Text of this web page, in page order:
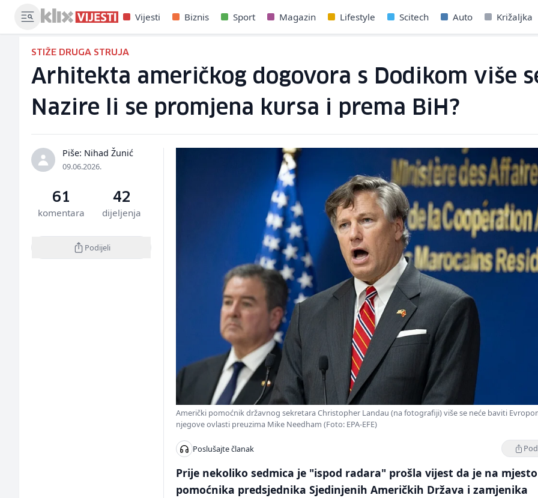
Vijesti Biznis Sport Magazin Lifestyle Scitech Auto Križaljka
STIŽE DRUGA STRUJA
Arhitekta američkog dogovora s Dodikom više
Nazire li se promjena kursa i prema BiH?
Piše: Nihad Žunić
09.06.2026.
61
komentara
42
dijeljenja
Podijeli
Američki pomoćnik državnog sekretara Christopher Landau (na fotografiji) više se neće baviti
njegove ovlasti preuzima Mike Needham (Foto: EPA-EFE)
Poslušajte članak
Prije nekoliko sedmica je "ispod radara" prošla vijest da je na mjesto
pomoćnika predsjednika Sjedinjenih Američkih Država i zamjenika